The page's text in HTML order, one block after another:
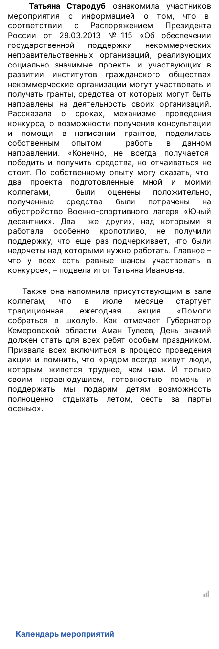
Аппарат ОП КО
УСТАВ ГКУ “АППАРАТ ОП КО”
Доходы руководителя за 2024 г.
Татьяна Стародуб ознакомила участников
мероприятия с информацией о том, что в
соответствии с Распоряжением Президента
России от 29.03.2013 №115 «Об обеспечении
государственной поддержки некоммерческих
неправительственных организаций, реализующих
социально значимые проекты и участвующих в
развитии институтов гражданского общества»
некоммерческие организации могут участвовать и
получать гранты, средства от которых могут быть
направлены на деятельность своих организаций.
Рассказала о сроках, механизме проведения
конкурса, о возможности получения консультации
и помощи в написании грантов, поделилась
собственным опытом работы в данном
направлении. «Конечно, не всегда получается
победить и получить средства, но отчаиваться не
стоит. По собственному опыту могу сказать, что
два проекта подготовленные мной и моими
коллегами, были оценены положительно,
полученные средства были потрачены на
обустройство Военно-спортивного лагеря «Юный
десантник». Два же других, над которыми я
работала особенно кропотливо, не получили
поддержку, что еще раз подчеркивает, что были
недочеты над которыми нужно работать. Главное –
что у всех есть равные шансы участвовать в
конкурсе», – подвела итог Татьяна Ивановна.
Также она напомнила присутствующим в зале
коллегам, что в июле месяце стартует
традиционная ежегодная акция «Помоги
собраться в школу!». Как отмечает Губернатор
Кемеровской области Аман Тулеев, День знаний
должен стать для всех ребят особым праздником.
Призвала всех включиться в процесс проведения
акции и помнить, что «рядом всегда живут люди,
которым живется труднее, чем нам. И только
своим неравнодушием, готовностью помочь и
поддержать мы подарим детям возможность
полноценно отдыхать летом, сесть за парты
осенью».
Календарь мероприятий